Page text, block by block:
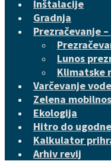
Inštalacije
Gradnja
Prezračevanje
Lunos
Klimatske
Varčevanje vode
Zelena
Ekologija
Hitro do
Kalkulator
Arhiv revij